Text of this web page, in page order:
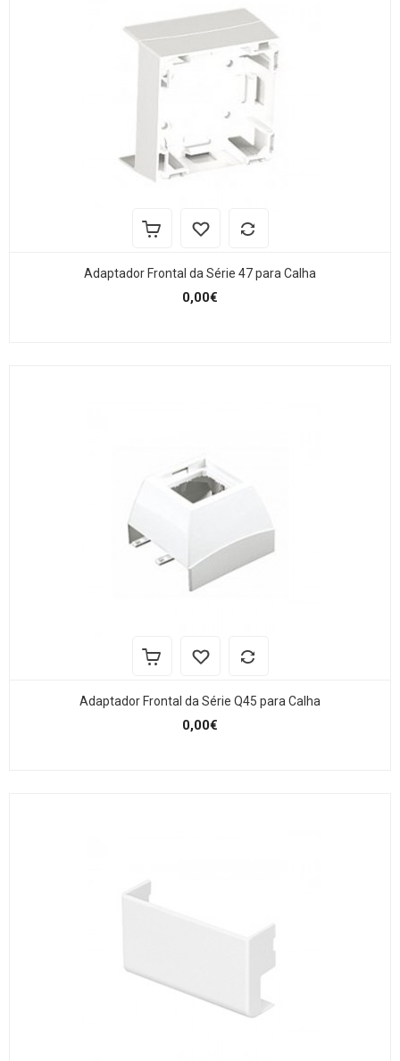
Adaptador Frontal da Série 47 para Calha
0,00€
Adaptador Frontal da Série Q45 para Calha
0,00€